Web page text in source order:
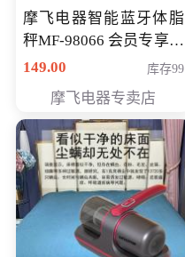
摩飞电器智能蓝牙体脂
秤MF-98066 会员专享价
98元
149.00 库存99
摩飞电器专卖店